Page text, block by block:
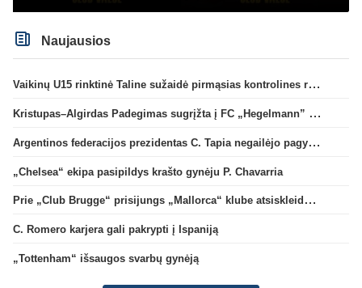
Naujausios
Vaikinų U15 rinktinė Taline sužaidė pirmąsias kontrolines rungtynes
Kristupas–Algirdas Padegimas sugrįžta į FC „Hegelmann” B sudėtį
Argentinos federacijos prezidentas C. Tapia negailėjo pagyrų G. Infantino
„Chelsea“ ekipa pasipildys krašto gynėju P. Chavarria
Prie „Club Brugge“ prisijungs „Mallorca“ klube atsiskleidęs J. Virgili
C. Romero karjera gali pakrypti į Ispaniją
„Tottenham“ išsaugos svarbų gynėją